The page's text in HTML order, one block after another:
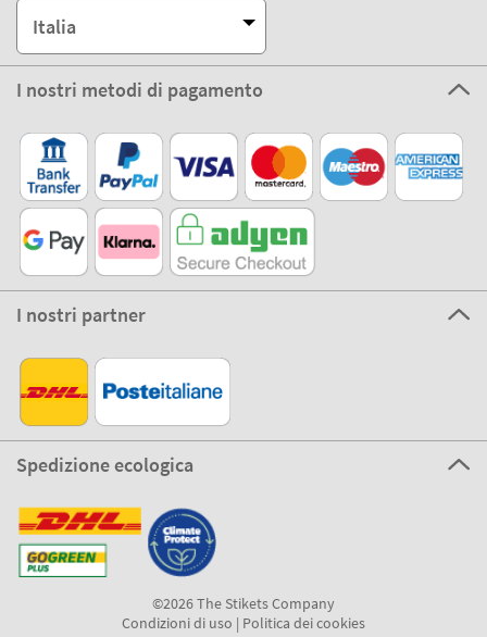
Italia
I nostri metodi di pagamento
I nostri partner
Spedizione ecologica
©2026 The Stikets Company
Condizioni di uso | Politica dei cookies